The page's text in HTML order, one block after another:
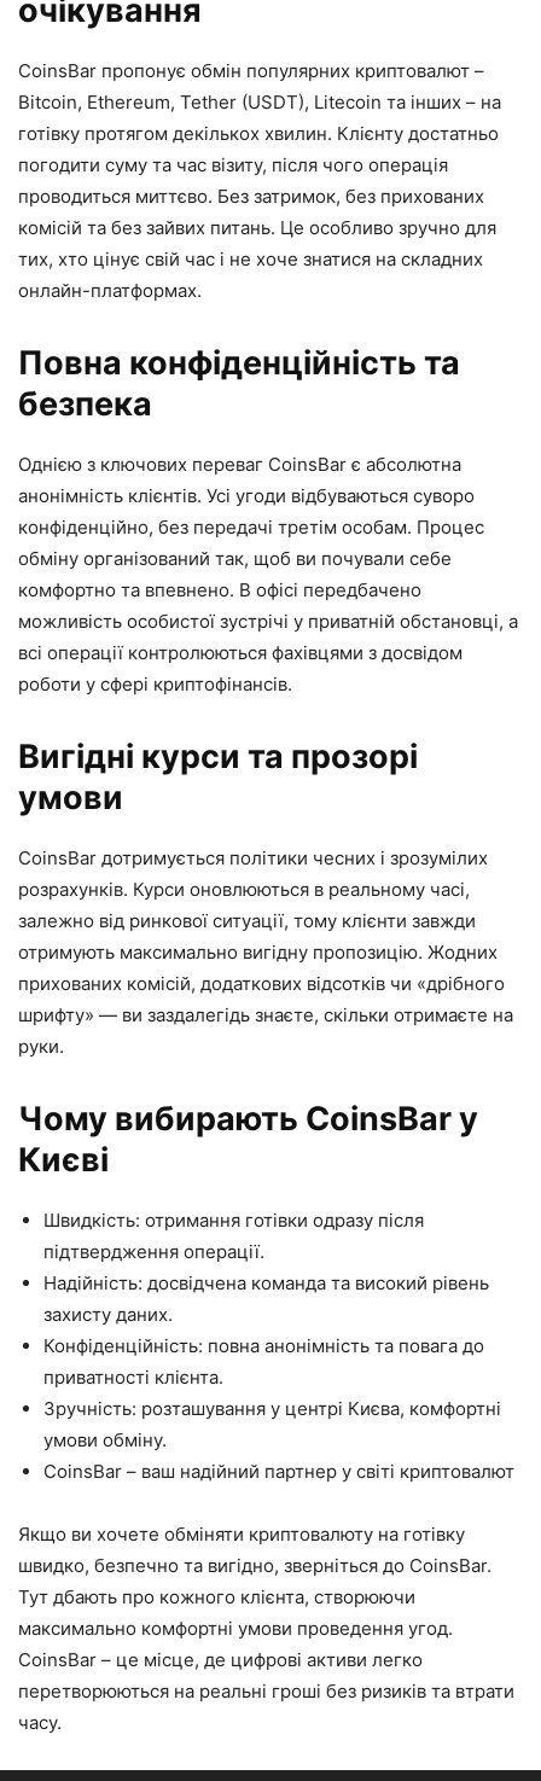
очікування
CoinsBar пропонує обмін популярних криптовалют –
Bitcoin, Ethereum, Tether (USDT), Litecoin та інших – на
готівку протягом декількох хвилин. Клієнту достатньо
погодити суму та час візиту, після чого операція
проводиться миттєво. Без затримок, без прихованих
комісій та без зайвих питань. Це особливо зручно для
тих, хто цінує свій час і не хоче знатися на складних
онлайн-платформах.
Повна конфіденційність та
безпека
Однією з ключових переваг CoinsBar є абсолютна
анонімність клієнтів. Усі угоди відбуваються суворо
конфіденційно, без передачі третім особам. Процес
обміну організований так, щоб ви почували себе
комфортно та впевнено. В офісі передбачено
можливість особистої зустрічі у приватній обстановці, а
всі операції контролюються фахівцями з досвідом
роботи у сфері криптофінансів.
Вигідні курси та прозорі
умови
CoinsBar дотримується політики чесних і зрозумілих
розрахунків. Курси оновлюються в реальному часі,
залежно від ринкової ситуації, тому клієнти завжди
отримують максимально вигідну пропозицію. Жодних
прихованих комісій, додаткових відсотків чи «дрібного
шрифту» — ви заздалегідь знаєте, скільки отримаєте на
руки.
Чому вибирають CoinsBar у
Києві
Швидкість: отримання готівки одразу після
підтвердження операції.
Надійність: досвідчена команда та високий рівень
захисту даних.
Конфіденційність: повна анонімність та повага до
приватності клієнта.
Зручність: розташування у центрі Києва, комфортні
умови обміну.
CoinsBar – ваш надійний партнер у світі криптовалют
Якщо ви хочете обміняти криптовалюту на готівку
швидко, безпечно та вигідно, зверніться до CoinsBar.
Тут дбають про кожного клієнта, створюючи
максимально комфортні умови проведення угод.
CoinsBar – це місце, де цифрові активи легко
перетворюються на реальні гроші без ризиків та втрати
часу.